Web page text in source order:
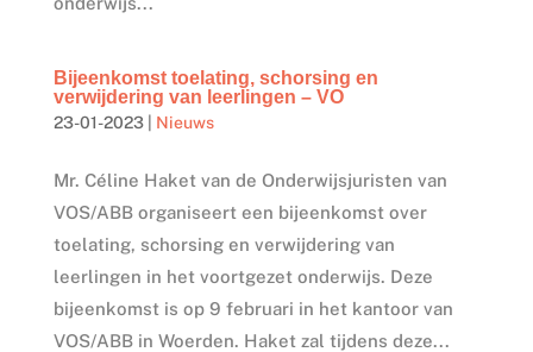
Bijeenkomst toelating, schorsing en
verwijdering van leerlingen – VO
23-01-2023| Nieuws
Mr. Céline Haket van de Onderwijsjuristen van
VOS/ABB organiseert een bijeenkomst over
toelating, schorsing en verwijdering van
leerlingen in het voortgezet onderwijs. Deze
bijeenkomst is op 9 februari in het kantoor van
VOS/ABB in Woerden. Haket zal tijdens deze...